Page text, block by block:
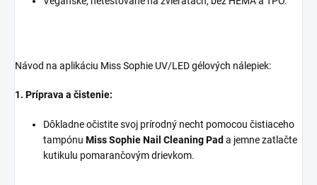
Návod na aplikáciu Miss Sophie UV/LED gélových nálepiek:
1. Príprava a čistenie:
Dôkladne očistite svoj prírodný necht pomocou čistiaceho
tampónu Miss Sophie Nail Cleaning Pad a jemne zatlačte
kutikulu pomarančovým drievkom.